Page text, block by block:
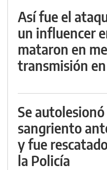
Así fue el
un influencer
mataron en
transmisión
Se
sangriento
y fue
la Policía